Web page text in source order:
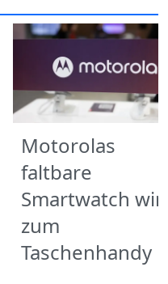
Motorolas
faltbare
Smartwatch
zum
Taschenhandy